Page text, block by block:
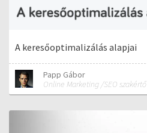
A keresőoptimalizálás alapjai
Papp Gábor
Online Marketing /SEO szakértő